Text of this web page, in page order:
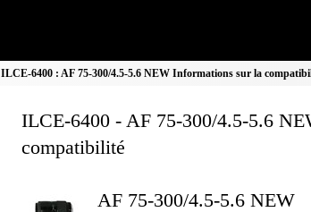
ILCE-6400 : AF 75-300/4.5-5.6 NEW Informations sur la
ILCE-6400 - AF 75-300/4.5-5.6
compatibilité
AF 75-300/4.5-5.6 NEW